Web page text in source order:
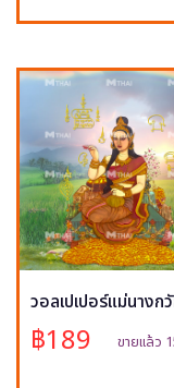
วอลเปเปอร์แม่นางก
฿189 ขายแล้ว